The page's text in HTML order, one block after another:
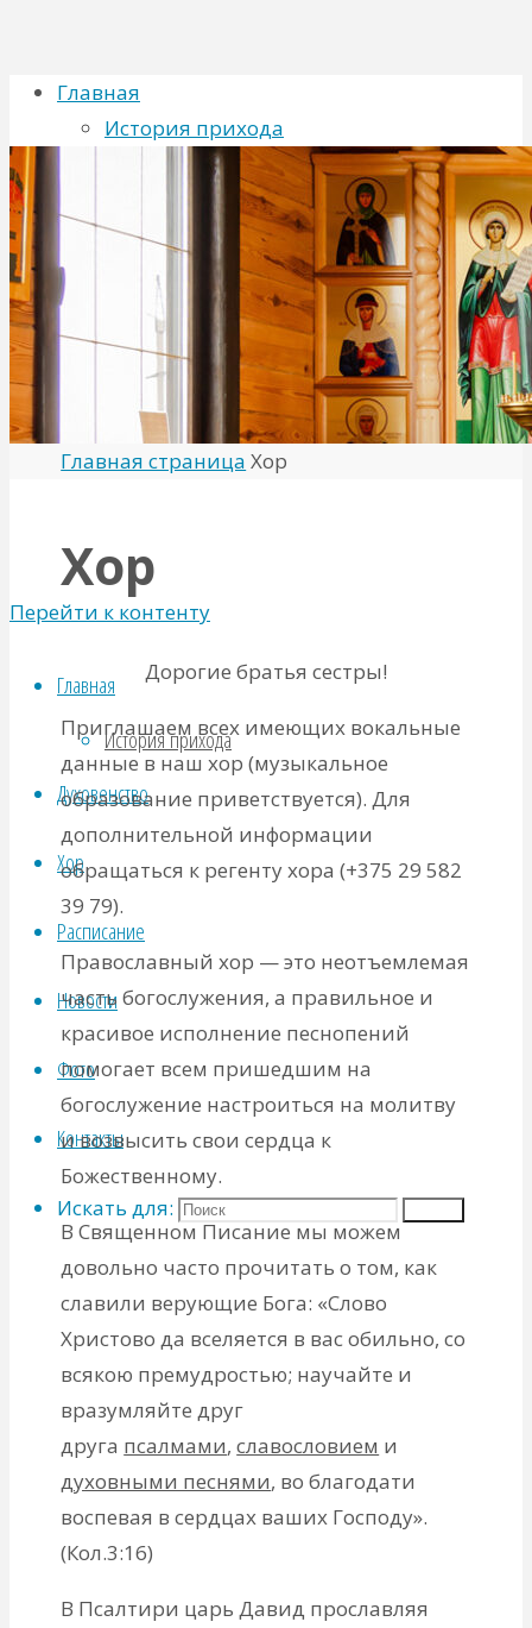
Главная
История прихода
Расписание
Новости
Фото
Контакты
Поиск
Перейти к контенту
Главная
История прихода
Духовенство
Хор
Расписание
Новости
Фото
Контакты
Искать для:
Главная страница Хор
Хор
Дорогие братья сестры!
Приглашаем всех имеющих вокальные
данные в наш хор (музыкальное
образование приветствуется). Для
дополнительной информации
обращаться к регенту хора (+375 29 582
39 79).
Православный хор — это неотъемлемая
часть богослужения, а правильное и
красивое исполнение песнопений
помогает всем пришедшим на
богослужение настроиться на молитву
и возвысить свои сердца к
Божественному.
В Священном Писание мы можем
довольно часто прочитать о том, как
славили верующие Бога: «Слово
Христово да вселяется в вас обильно, со
всякою премудростью; научайте и
вразумляйте друг
друга псалмами,славословием и
духовными песнями, во благодати
воспевая в сердцах ваших Господу».
(Кол.3:16)
В Псалтири царь Давид прославляя